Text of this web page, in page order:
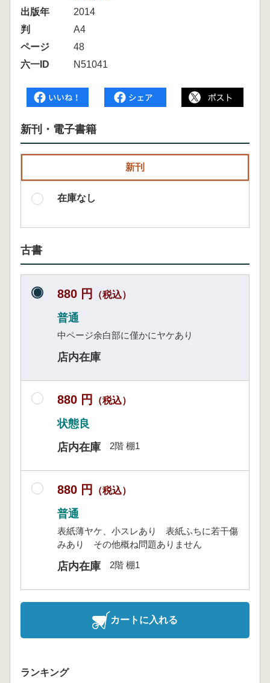
出版年
2014
判
A4
ページ
48
六一ID
N51041
新刊・電子書籍
新刊
在庫なし
古書
880 円 （税込）
普通
中ページ余白部に僅かにヤケあり
店内在庫
880 円 （税込）
状態良
店内在庫
2階 棚1
880 円 （税込）
普通
表紙薄ヤケ、小スレあり 表紙ふちに若干傷
みあり その他概ね問題ありません
店内在庫 2階 棚1
カートに入れる
ランキング